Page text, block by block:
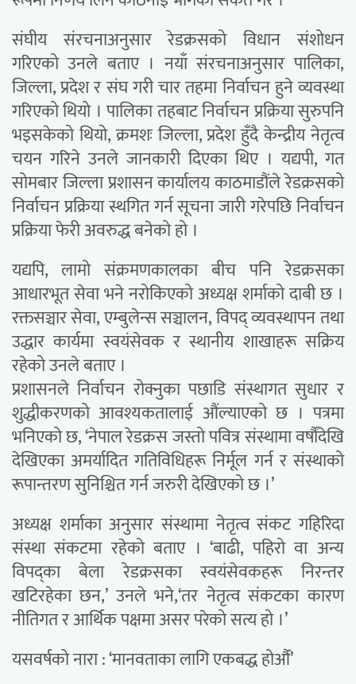
संघीय संरचनाअनुसार रेडक्रसको विधान संशोधन
गरिएको उनले बताए । नयाँ संरचनाअनुसार पालिका,
जिल्ला, प्रदेश र संघ गरी चार तहमा निर्वाचन हुने व्यवस्था
गरिएको थियो । पालिका तहबाट निर्वाचन प्रक्रिया सुरुपनि
भइसकेको थियो, क्रमशः जिल्ला, प्रदेश हुँदै केन्द्रीय नेतृत्व
चयन गरिने उनले जानकारी दिएका थिए । यद्यपी, गत
सोमबार जिल्ला प्रशासन कार्यालय काठमाडौंले रेडक्रसको
निर्वाचन प्रक्रिया स्थगित गर्न सूचना जारी गरेपछि निर्वाचन
प्रक्रिया फेरी अवरुद्ध बनेको हो ।
यद्यपि, लामो संक्रमणकालका बीच पनि रेडक्रसका
आधारभूत सेवा भने नरोकिएको अध्यक्ष शर्माको दाबी छ ।
रक्तसञ्चार सेवा, एम्बुलेन्स सञ्चालन, विपद् व्यवस्थापन तथा
उद्धार कार्यमा स्वयंसेवक र स्थानीय शाखाहरू सक्रिय
रहेको उनले बताए ।
प्रशासनले निर्वाचन रोक्नुका पछाडि संस्थागत सुधार र
शुद्धीकरणको आवश्यकतालाई औंल्याएको छ । पत्रमा
भनिएको छ, ‘नेपाल रेडक्रस जस्तो पवित्र संस्थामा वर्षौंदेखि
देखिएका अमर्यादित गतिविधिहरू निर्मूल गर्न र संस्थाको
रूपान्तरण सुनिश्चित गर्न जरुरी देखिएको छ ।’
अध्यक्ष शर्माका अनुसार संस्थामा नेतृत्व संकट गहिरिदा
संस्था संकटमा रहेको बताए । ‘बाढी, पहिरो वा अन्य
विपद्का बेला रेडक्रसका स्वयंसेवकहरू निरन्तर
खटिरहेका छन,’ उनले भने,‘तर नेतृत्व संकटका कारण
नीतिगत र आर्थिक पक्षमा असर परेको सत्य हो ।’
यसवर्षको नारा : ‘मानवताका लागि एकबद्ध होऔँ’